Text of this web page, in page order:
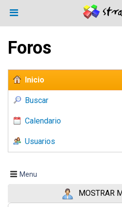
Foros
Inicio
Buscar
Calendario
Usuarios
Menu
MOSTRAR